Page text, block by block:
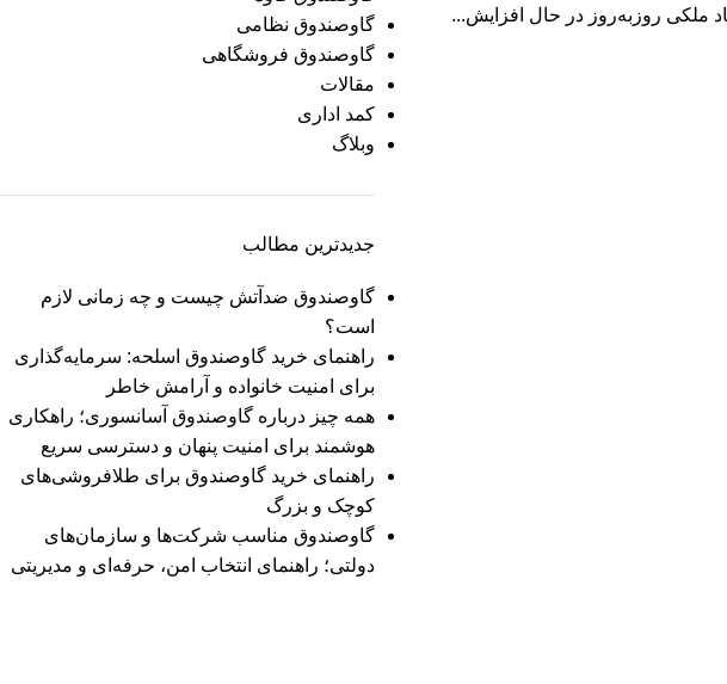
گاوصندوق نظامی
گاوصندوق فروشگاهی
مقالات
کمد اداری
وبلاگ
جدیدترین مطالب
گاوصندوق ضدآتش چیست و چه زمانی لازم
است؟
راهنمای خرید گاوصندوق اسلحه: سرمایه‌گذاری
برای امنیت خانواده و آرامش خاطر
همه چیز درباره گاوصندوق آسانسوری؛ راهکاری
هوشمند برای امنیت پنهان و دسترسی سریع
راهنمای خرید گاوصندوق برای طلافروشی‌های
کوچک و بزرگ
گاوصندوق مناسب شرکت‌ها و سازمان‌های
دولتی؛ راهنمای انتخاب امن، حرفه‌ای و مدیریتی